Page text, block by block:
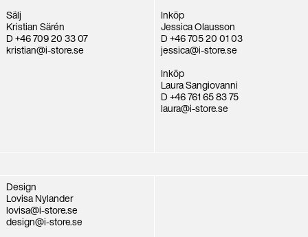
Sälj
Kristian Särén
D +46 709 20 33 07
kristian@i-store.se
Inköp
Jessica Olausson
D +46 705 20 01 03
jessica@i-store.se
Inköp
Laura Sangiovanni
D +46 761 65 83 75
laura@i-store.se
Design
Lovisa Nylander
lovisa@i-store.se
design@i-store.se